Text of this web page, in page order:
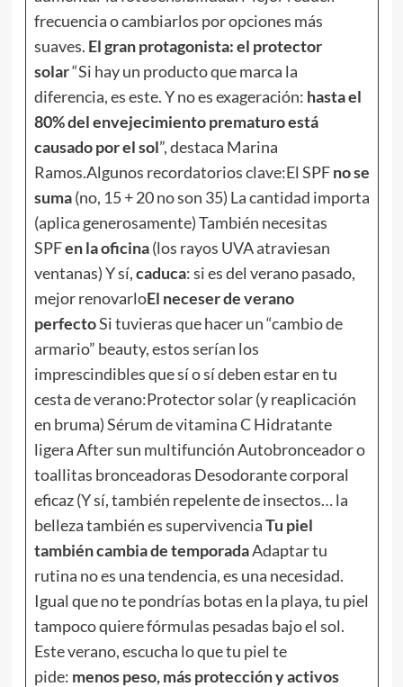
frecuencia o cambiarlos por opciones más
suaves. El gran protagonista: el protector
solar“Si hay un producto que marca la
diferencia, es este. Y no es exageración: hasta el
80% del envejecimiento prematuro está
causado por el sol”, destaca Marina
Ramos.Algunos recordatorios clave:El SPFno se
suma(no, 15 + 20 no son 35) La cantidad importa
(aplica generosamente) También necesitas
SPFen la oficina(los rayos UVA atraviesan
ventanas) Y sí,caduca: si es del verano pasado,
mejor renovarloEl neceser de verano
perfectoSi tuvieras que hacer un “cambio de
armario” beauty, estos serían los
imprescindibles que sí o sí deben estar en tu
cesta de verano:Protector solar (y reaplicación
en bruma) Sérum de vitamina C Hidratante
ligera After sun multifunción Autobronceador o
toallitas bronceadoras Desodorante corporal
eficaz (Y sí, también repelente de insectos… la
belleza también es supervivenciaTu piel
también cambia de temporadaAdaptar tu
rutina no es una tendencia, es una necesidad.
Igual que no te pondrías botas en la playa, tu piel
tampoco quiere fórmulas pesadas bajo el sol.
Este verano, escucha lo que tu piel te
pide: menos peso, más protección y activos